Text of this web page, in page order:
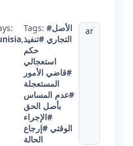
,
Tags: #الأصل
التجاري #تنفيذ
حكم
استعجالي
#قاضي الأمور
المستعجلة
#عدم المساس
بأصل الحق
#الإجراء
الوقتي #إرجاع
الحالة
ar